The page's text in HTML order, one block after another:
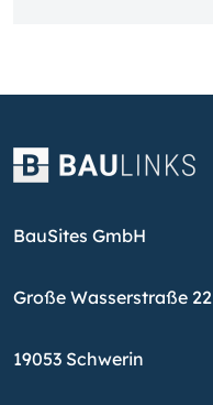
BauSites GmbH
Große Wasserstraße 22
19053 Schwerin